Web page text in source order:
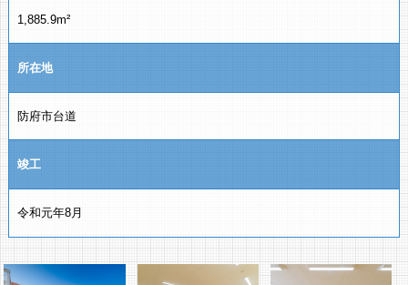
1,885.9m²
所在地
防府市台道
竣工
令和元年8月